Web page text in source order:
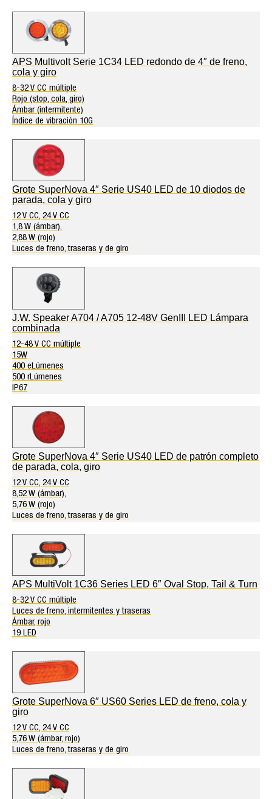
APS Multivolt Serie 1C34 LED redondo de 4″ de freno,
cola y giro
8-32 V CC múltiple
Rojo (stop, cola, giro)
Ámbar (intermitente)
Índice de vibración 10G
Grote SuperNova 4″ Serie US40 LED de 10 diodos de
parada, cola y giro
12 V CC, 24 V CC
1,8 W (ámbar),
2,88 W (rojo)
Luces de freno, traseras y de giro
J.W. Speaker A704 / A705 12-48V GenIII LED Lámpara
combinada
12-48 V CC múltiple
15W
400 eLúmenes
500 rLúmenes
IP67
Grote SuperNova 4″ Serie US40 LED de patrón completo
de parada, cola, giro
12 V CC, 24 V CC
8,52 W (ámbar),
5,76 W (rojo)
Luces de freno, traseras y de giro
APS MultiVolt 1C36 Series LED 6″ Oval Stop, Tail & Turn
8-32 V CC múltiple
Luces de freno, intermitentes y traseras
Ámbar, rojo
19 LED
Grote SuperNova 6″ US60 Series LED de freno, cola y
giro
12 V CC, 24 V CC
5,76 W (ámbar, rojo)
Luces de freno, traseras y de giro